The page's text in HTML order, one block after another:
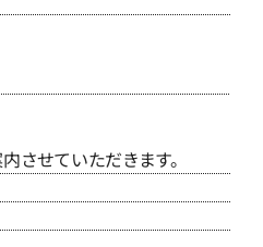
させていただきます。